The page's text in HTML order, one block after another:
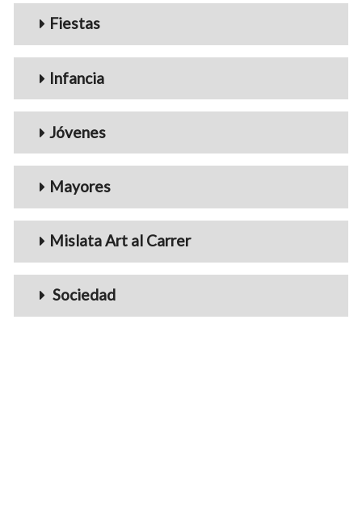
Fiestas
Infancia
Jóvenes
Mayores
Mislata Art al Carrer
Sociedad